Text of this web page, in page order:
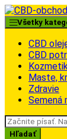
Skip
to
navigation
Skip
to
content
Všetky
CBD
CBD
Maste,
Zdravie
Semená
Search
for:
Hľadať